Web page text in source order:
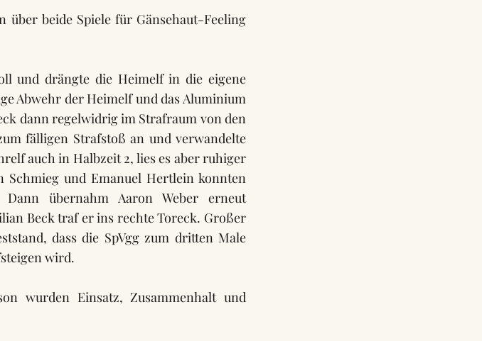
über beide Spiele für Gänsehaut-Feeling
und drängte die Heimelf in die eigene
Abwehr der Heimelf und das Aluminium
dann regelwidrig im Strafraum von den
fälligen Strafstoß an und verwandelte
auch in Halbzeit 2, lies es aber ruhiger
Schmieg und Emanuel Hertlein konnten
übernahm Aaron Weber erneut
Beck traf er ins rechte Toreck. Großer
dass die SpVgg zum dritten Male
wird.
wurden Einsatz, Zusammenhalt und